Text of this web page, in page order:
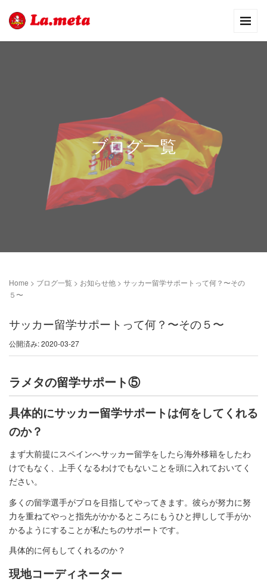
ブログ一覧
Home > ブログ一覧 > お知らせ他 > サッカー留学サポートって何？〜その
５〜
サッカー留学サポートって何？〜その５〜
公開済み: 2020-03-27
ラメタの留学サポート⑤
具体的にサッカー留学サポートは何をしてくれる
のか？
まず大前提にスペインへサッカー留学をしたら海外移籍をしたわ
けでもなく、上手くなるわけでもないことを頭に入れておいてく
ださい。
多くの留学選手がプロを目指してやってきます。彼らが努力に努
力を重ねてやっと指先がかかるところにもうひと押しして手がか
かるようにすることが私たちのサポートです。
具体的に何もしてくれるのか？
現地コーディネーター